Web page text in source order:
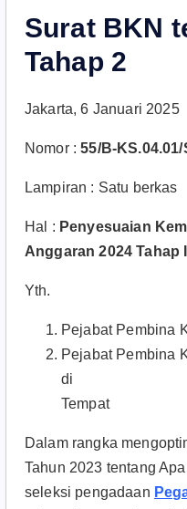
Surat BKN
Tahap 2
Jakarta, 6 Januari 2025
Nomor :55/B-
Lampiran : Satu berkas
Hal : Penyesuaian
Anggaran 2024 Tahap II
Yth.
Pejabat Pembina
Pejabat Pembina
di
Tempat
Dalam rangka
Tahun 2023 tentang
seleksi pengadaan